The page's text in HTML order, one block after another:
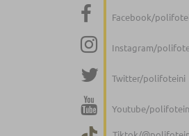
Facebook/
Instagram/
Twitter/polifoteini
Youtube/